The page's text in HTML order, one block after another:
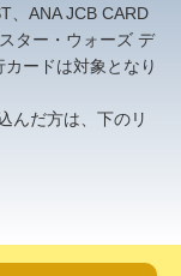
、ANA JCB CARD
ター・ウォーズ デ
ードは対象となり
んだ方は、下のリ